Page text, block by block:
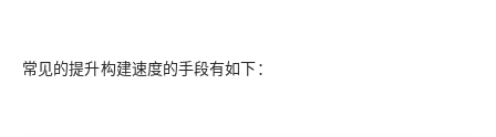
常见的提升构建速度的手段有如下：